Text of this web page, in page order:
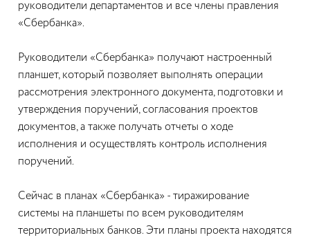
руководители департаментов и все члены правления
«Сбербанка».
Руководители «Сбербанка» получают настроенный
планшет, который позволяет выполнять операции
рассмотрения электронного документа, подготовки и
утверждения поручений, согласования проектов
документов, а также получать отчеты о ходе
исполнения и осуществлять контроль исполнения
поручений.
Сейчас в планах «Сбербанка» - тиражирование
системы на планшеты по всем руководителям
территориальных банков. Эти планы проекта находятся